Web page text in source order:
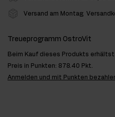
Versand am Montag
Treueprogramm OstroVit
Beim Kauf dieses Produkts erhältst
Preis in Punkten: 878.40 Pkt.
Anmelden und mit Punkten